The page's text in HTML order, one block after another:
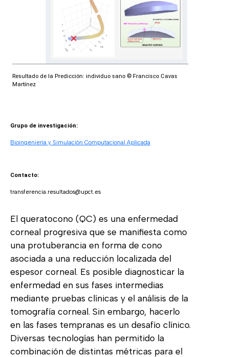
Resultado de la Predicción: individuo sano © Francisco Cavas
Martínez
Grupo de investigación:
Bioingeniería y Simulación Computacional Aplicada
Contacto:
transferencia.resultados@upct.es
El queratocono (QC) es una enfermedad
corneal progresiva que se manifiesta como
una protuberancia en forma de cono
asociada a una reducción localizada del
espesor corneal. Es posible diagnosticar la
enfermedad en sus fases intermedias
mediante pruebas clínicas y el análisis de la
tomografía corneal. Sin embargo, hacerlo
en las fases tempranas es un desafío clínico.
Diversas tecnologías han permitido la
combinación de distintas métricas para el